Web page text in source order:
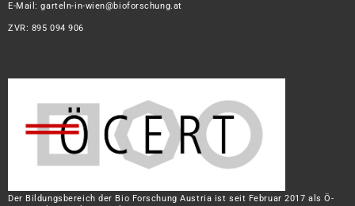
E-Mail:garteln-in-wien@bioforschung.at
ZVR: 895 094 906
Der Bildungsbereich der Bio Forschung Austria ist seit Februar 2017 als Ö-